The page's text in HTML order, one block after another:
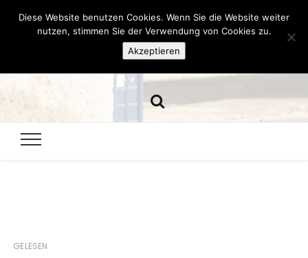
Hazamelistan
GELESEN
Diese Website benutzen Cookies. Wenn Sie die Website weiter
nutzen, stimmen Sie der Verwendung von Cookies zu.
Akzeptieren